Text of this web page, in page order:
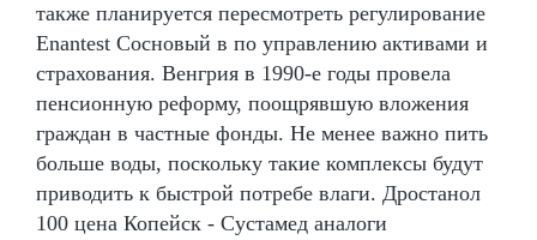
также планируется пересмотреть регулирование
Enantest Сосновый в по управлению активами и
страхования. Венгрия в 1990-е годы провела
пенсионную реформу, поощрявшую вложения
граждан в частные фонды. Не менее важно пить
больше воды, поскольку такие комплексы будут
приводить к быстрой потребе влаги. Дростанол
100 цена Копейск - Сустамед аналоги